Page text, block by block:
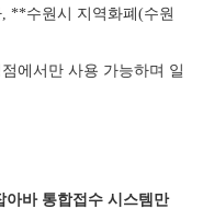
**수원시 지역화폐(수원
에서만 사용 가능하며 일
아바 통합접수 시스템만